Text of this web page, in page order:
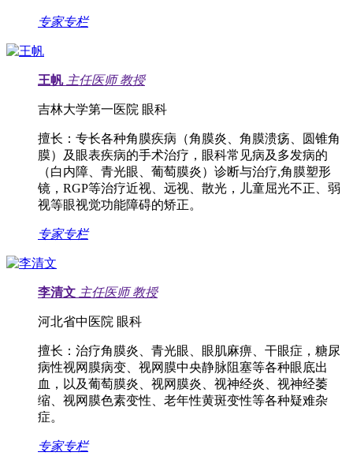
专家专栏
王帆 主任医师 教授
吉林大学第一医院 眼科
擅长： 专长各种角膜疾病（角膜炎、角膜溃疡、圆锥角
膜）及眼表疾病的手术治疗，眼科常见病及多发病的
（白内障、青光眼、葡萄膜炎）诊断与治疗,角膜塑形
镜，RGP等治疗近视、远视、散光，儿童屈光不正、弱
视等眼视觉功能障碍的矫正。
专家专栏
李清文 主任医师 教授
河北省中医院 眼科
擅长： 治疗角膜炎、青光眼、眼肌麻痹、干眼症，糖尿
病性视网膜病变、视网膜中央静脉阻塞等各种眼底出
血，以及葡萄膜炎、视网膜炎、视神经炎、视神经萎
缩、视网膜色素变性、老年性黄斑变性等各种疑难杂
症。
专家专栏